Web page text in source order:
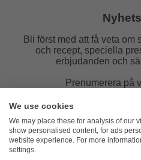
Bli först med att få veta om
och recept, speciella
erbjudanden och
Prenumerera på
E-post:
We use cookies
We may place these for analysis of our
show personalised content, for ads
website experience. For more
settings.